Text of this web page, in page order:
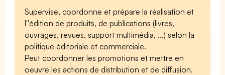
Supervise, coordonne et prépare la réalisation et
l''édition de produits, de publications (livres,
ouvrages, revues, support multimédia, ...) selon la
politique éditoriale et commerciale.
Peut coordonner les promotions et mettre en
oeuvre les actions de distribution et de diffusion.